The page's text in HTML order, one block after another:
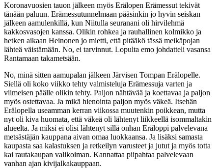
Koronavuosien tauon jälkeen myös Erälopen Erämessut tekivät
tänään paluun. Erämessutunnelmaan pääsinkin jo hyvin seiskan
jälkeen aamulenkillä, kun Niitulla seuranani oli hirvilehmä
kakkosvasojen kanssa. Olikin rohkea ja rauhallinen kolmikko ja
hetken aikaan Heinonen jo mietti, että pitääkö tässä meikäpojan
lähteä väistämään. No, ei tarvinnut. Lopulta emo johdatteli vasansa
Rantamaan takametsään.
No, minä sitten aamupalan jälkeen Järvisen Tompan Erälopelle.
Siellä oli koko viikko tehty valmisteluja Erämessuja varten ja
viimeisen päälle olikin tehty. Paljon nähtävää ja koettavaa ja paljon
myös ostettavaa. Ja mikä hienointa paljon myös väkeä. Itsehän
Erälopella useamman kerran viikossa muutenkin poikkean, mutta
nyt oli kiva huomata, että väkeä oli lähtenyt liikkeellä isommaltakin
alueelta. Ja miksi ei olisi lähtenyt sillä onhan Eräloppi palvelevana
metsästäjän kauppana aivan omaa luokkaansa. Ja lisäksi samasta
kaupasta saa kalastuksen ja retkeilyn varusteet ja jutut ja myös totta
kai rautakaupan valikoiman. Kannattaa piipahtaa palvelevaan
vanhan ajan kivijalkakauppaan.